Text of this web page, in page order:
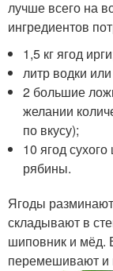
лучше всего на
ингредиентов
1,5 кг ягод
литр водки
2 большие
желании
по вкусу);
10 ягод
рябины.
Ягоды
складывают в
шиповник и мёд.
перемешивают и